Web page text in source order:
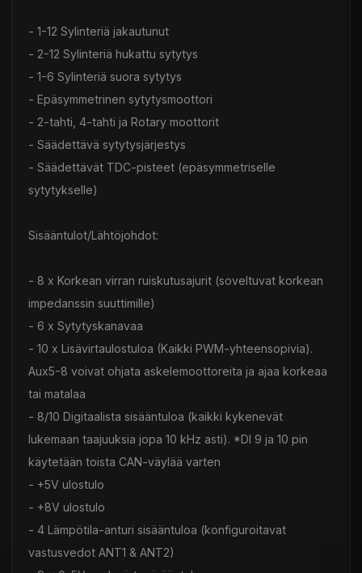
- 1-12 Sylinteriä jakautunut
- 2-12 Sylinteriä hukattu sytytys
- 1-6 Sylinteriä suora sytytys
- Epäsymmetrinen sytytysmoottori
- 2-tahti, 4-tahti ja Rotary moottorit
- Säädettävä sytytysjärjestys
- Säädettävät TDC-pisteet (epäsymmetriselle
sytytykselle)
Sisääntulot/Lähtöjohdot:
- 8 x Korkean virran ruiskutusajurit (soveltuvat korkean
impedanssin suuttimille)
- 6 x Sytytyskanavaa
- 10 x Lisävirtaulostuloa (Kaikki PWM-yhteensopivia).
Aux5-8 voivat ohjata askelemoottoreita ja ajaa korkeaa
tai matalaa
- 8/10 Digitaalista sisääntuloa (kaikki kykenevät
lukemaan taajuuksia jopa 10 kHz asti). *DI 9 ja 10 pin
käytetään toista CAN-väylää varten
- +5V ulostulo
- +8V ulostulo
- 4 Lämpötila-anturi sisääntuloa (konfiguroitavat
vastusvedot ANT1 & ANT2)